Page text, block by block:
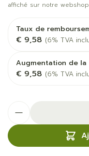
affiché sur notre
Taux de
€ 9,58 (6% TVA
Augmentation de la
€ 9,58 (6% TVA